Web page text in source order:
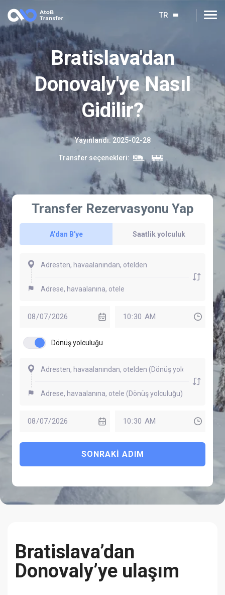
TR
Bratislava'dan
Donovaly'ye Nasıl
Gidilir?
Yayınlandı: 2025-02-28
Transfer seçenekleri:
Transfer Rezervasyonu Yap
A'dan B'ye Saatlik yolculuk
Dönüş yolculuğu
SONRAKI ADIM
Bratislava’dan
Donovaly’ye ulaşım